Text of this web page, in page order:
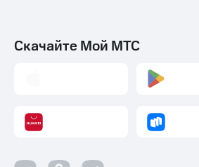
Скачайте Мой МТС